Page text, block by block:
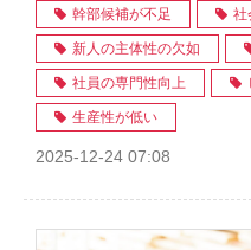
幹部候補が不足 社
新人の主体性の欠如
社員の専門性向上
生産性が低い
2025-12-24 07:08